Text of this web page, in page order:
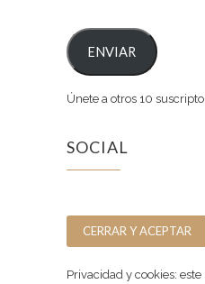
ENVIAR
Únete a otros 10
SOCIAL
Privacidad y cookies: